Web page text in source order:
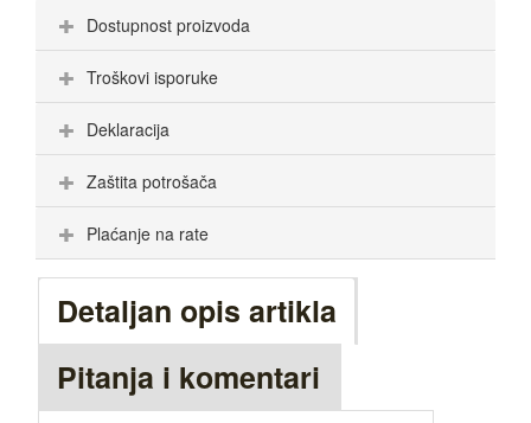
Dostupnost proizvoda
Troškovi isporuke
Deklaracija
Zaštita potrošača
Plaćanje na rate
Detaljan opis artikla
Pitanja i komentari